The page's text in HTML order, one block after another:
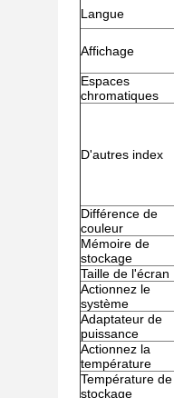
Langue
Affichage
Espaces
chromatiques
D'autres index
Différence de
couleur
Mémoire de
stockage
Taille de l'écran
Actionnez le
système
Adaptateur de
puissance
Actionnez la
température
Température de
stockage